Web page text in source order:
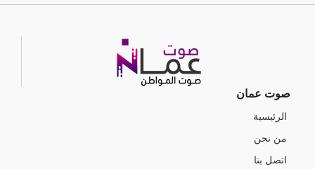
صوت عمان
الرئيسية
من نحن
اتصل بنا